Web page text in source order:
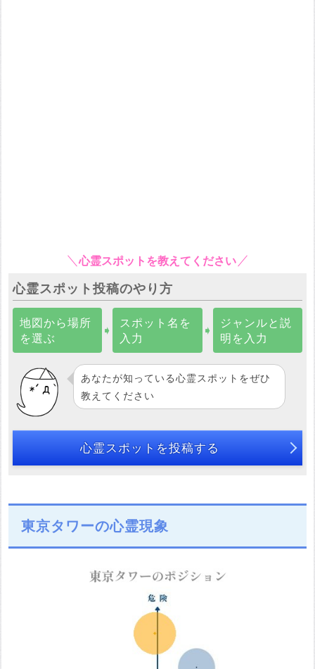
心霊スポットを教えてください
心霊スポット投稿のやり方
地図から場所
を選ぶ
➧
スポット名を
入力
➧
ジャンルと説
明を入力
あなたが知っている心霊スポットをぜひ
教えてください
心霊スポットを投稿する
東京タワーの心霊現象